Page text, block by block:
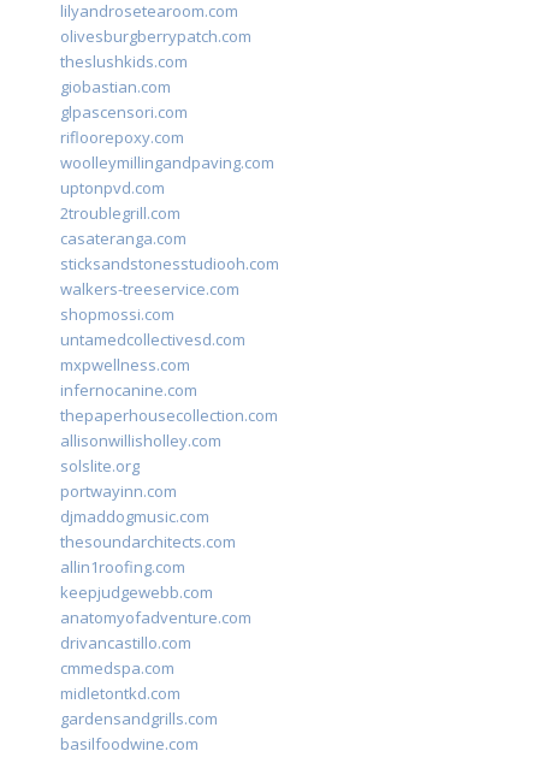
lilyandrosetearoom.com
olivesburgberrypatch.com
theslushkids.com
giobastian.com
glpascensori.com
rifloorepoxy.com
woolleymillingandpaving.com
uptonpvd.com
2troublegrill.com
casateranga.com
sticksandstonesstudiooh.com
walkers-treeservice.com
shopmossi.com
untamedcollectivesd.com
mxpwellness.com
infernocanine.com
thepaperhousecollection.com
allisonwillisholley.com
solslite.org
portwayinn.com
djmaddogmusic.com
thesoundarchitects.com
allin1roofing.com
keepjudgewebb.com
anatomyofadventure.com
drivancastillo.com
cmmedspa.com
midletontkd.com
gardensandgrills.com
basilfoodwine.com